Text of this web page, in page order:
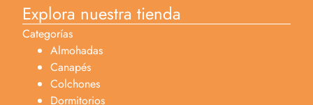
Explora nuestra tienda
Categorías
Almohadas
Canapés
Colchones
Dormitorios